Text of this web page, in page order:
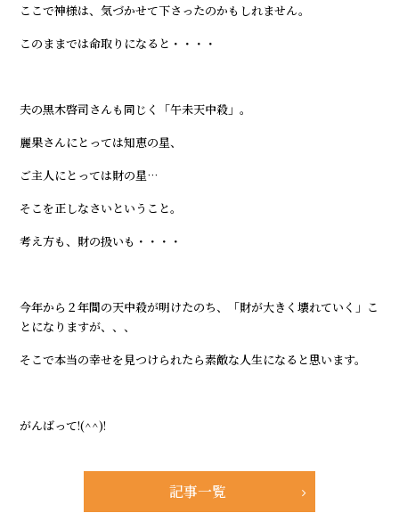
ここで神様は、気づかせて下さったのかもしれません。
このままでは命取りになると・・・・
夫の黒木啓司さんも同じく「午未天中殺」。
麗果さんにとっては知恵の星、
ご主人にとっては財の星…
そこを正しなさいということ。
考え方も、財の扱いも・・・・
今年から２年間の天中殺が明けたのち、「財が大きく壊れていく」こ
とになりますが、、、
そこで本当の幸せを見つけられたら素敵な人生になると思います。
がんばって!(^^)!
記事一覧